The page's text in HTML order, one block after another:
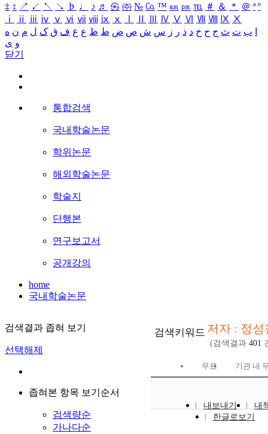
‡ ↕ ↗ ↙ ↖ ↘ ♭ ♩ ♪ ♬ ㉿ ㈜ № ㏇ ™ ㏂ ㏘ ℡ ＃ ＆ ＊ ＠ ª º
ⅰ
ⅱ ⅲ ⅳ ⅴ ⅵ ⅶ ⅷ ⅸ ⅹ Ⅳ Ⅴ Ⅵ Ⅶ Ⅷ Ⅸ Ⅹ
ب ت ث ج ح خ د ذ ر ز س ش ص ض ط ظ ع غ ف ق ک ل م ن ه
و ی
닫기
통합검색
국내학술논문
학위논문
해외학술논문
학술지
단행본
연구보고서
공개강의
home
국내학술논문
검색결과 좁혀 보기
선택해제
좁혀본 항목 보기순서
검색량순
가나다순
검색키워드 저자 : 정성
(검색결과 401
무료 기관 내
내보내기
내
한글로보기